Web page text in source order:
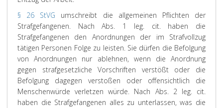
§ 26 StVG umschreibt die allgemeinen Pflichten der
Strafgefangenen. Nach Abs. 1 leg. cit. haben die
Strafgefangenen den Anordnungen der im Strafvollzug
tätigen Personen Folge zu leisten. Sie dürfen die Befolgung
von Anordnungen nur ablehnen, wenn die Anordnung
gegen strafgesetzliche Vorschriften verstößt oder die
Befolgung dagegen verstoßen oder offensichtlich die
Menschenwürde verletzen würde. Nach Abs. 2 leg. cit.
haben die Strafgefangenen alles zu unterlassen, was die